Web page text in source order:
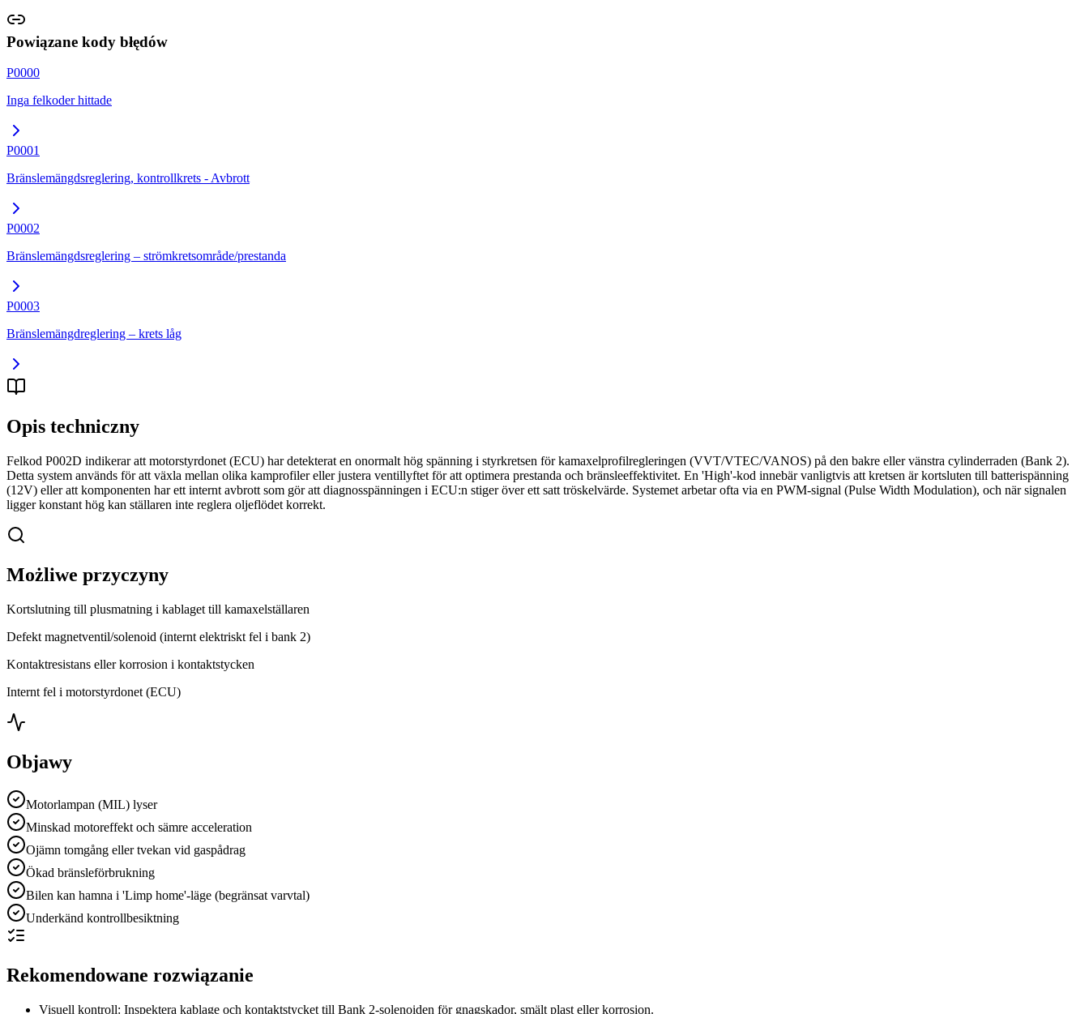
Powiązane kody błędów
P0000
Inga felkoder hittade
P0001
Bränslemängdsreglering, kontrollkrets - Avbrott
P0002
Bränslemängdsreglering – strömkretsområde/prestanda
P0003
Bränslemängdreglering – krets låg
Opis techniczny
Felkod P002D indikerar att motorstyrdonet (ECU) har detekterat en onormalt hög spänning i styrkretsen för kamaxelprofilregleringen (VVT/VTEC/VANOS) på den bakre eller vänstra cylinderraden (Bank 2).
Detta system används för att växla mellan olika kamprofiler eller justera ventillyftet för att optimera prestanda och bränsleeffektivitet. En 'High'-kod innebär vanligtvis att kretsen är kortsluten till batterispänning
(12V) eller att komponenten har ett internt avbrott som gör att diagnosspänningen i ECU:n stiger över ett satt tröskelvärde. Systemet arbetar ofta via en PWM-signal (Pulse Width Modulation), och när signalen
ligger konstant hög kan ställaren inte reglera oljeflödet korrekt.
Możliwe przyczyny
Kortslutning till plusmatning i kablaget till kamaxelställaren
Defekt magnetventil/solenoid (internt elektriskt fel i bank 2)
Kontaktresistans eller korrosion i kontaktstycken
Internt fel i motorstyrdonet (ECU)
Objawy
Motorlampan (MIL) lyser
Minskad motoreffekt och sämre acceleration
Ojämn tomgång eller tvekan vid gaspådrag
Ökad bränsleförbrukning
Bilen kan hamna i 'Limp home'-läge (begränsat varvtal)
Underkänd kontrollbesiktning
Rekomendowane rozwiązanie
Visuell kontroll: Inspektera kablage och kontaktstycket till Bank 2-solenoiden för gnagskador, smält plast eller korrosion.